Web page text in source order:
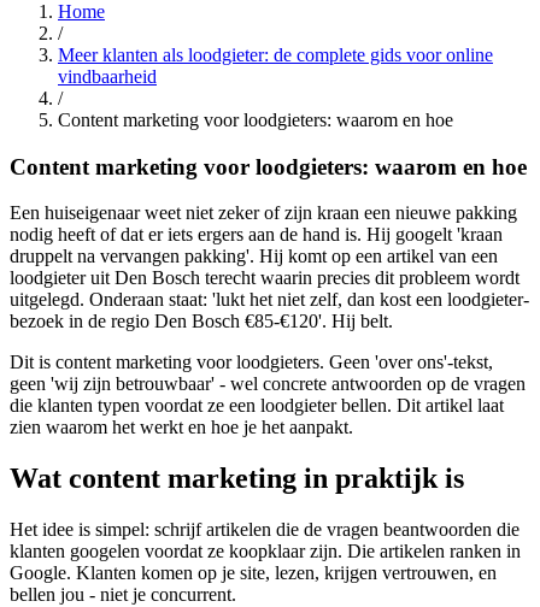
Home
/
Meer klanten als loodgieter: de complete gids voor online
vindbaarheid
/
Content marketing voor loodgieters: waarom en hoe
Content marketing voor loodgieters: waarom en hoe
Een huiseigenaar weet niet zeker of zijn kraan een nieuwe pakking
nodig heeft of dat er iets ergers aan de hand is. Hij googelt 'kraan
druppelt na vervangen pakking'. Hij komt op een artikel van een
loodgieter uit Den Bosch terecht waarin precies dit probleem wordt
uitgelegd. Onderaan staat: 'lukt het niet zelf, dan kost een loodgieter-
bezoek in de regio Den Bosch €85-€120'. Hij belt.
Dit is content marketing voor loodgieters. Geen 'over ons'-tekst,
geen 'wij zijn betrouwbaar' - wel concrete antwoorden op de vragen
die klanten typen voordat ze een loodgieter bellen. Dit artikel laat
zien waarom het werkt en hoe je het aanpakt.
Wat content marketing in praktijk is
Het idee is simpel: schrijf artikelen die de vragen beantwoorden die
klanten googelen voordat ze koopklaar zijn. Die artikelen ranken in
Google. Klanten komen op je site, lezen, krijgen vertrouwen, en
bellen jou - niet je concurrent.